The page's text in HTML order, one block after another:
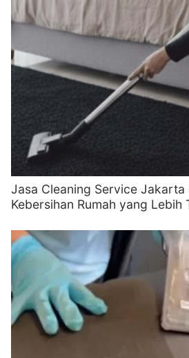
Jasa Cleaning Service Jakarta
Kebersihan Rumah yang Lebih